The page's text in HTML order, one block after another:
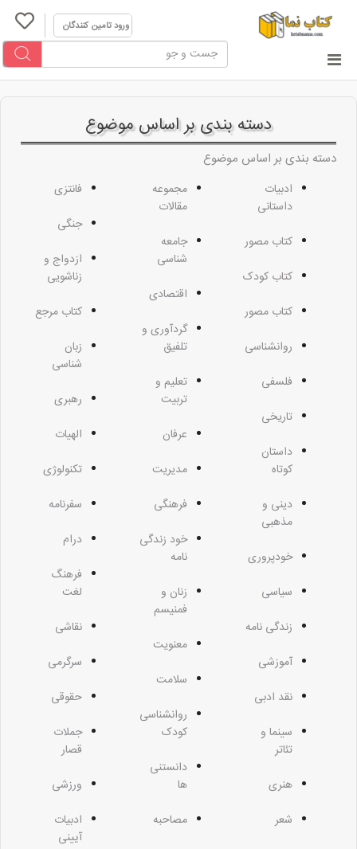
ورود تامین کنندگان
دسته بندی بر اساس موضوع
دسته بندی بر اساس موضوع
ادبیات
داستانی
کتاب مصور
کتاب کودک
کتاب مصور
روانشناسی
فلسفی
تاریخی
داستان
کوتاه
دینی و
مذهبی
خودپروری
سیاسی
زندگی نامه
آموزشی
نقد ادبی
سینما و
تئاتر
هنری
شعر
مجموعه
مقالات
جامعه
شناسی
اقتصادی
گردآوری و
تلفیق
تعلیم و
تربیت
عرفان
مدیریت
فرهنگی
خود زندگی
نامه
زنان و
فمنیسم
معنویت
سلامت
روانشناسی
کودک
دانستنی
ها
مصاحبه
فانتزی
جنگی
ازدواج و
زناشویی
کتاب مرجع
زبان
شناسی
رهبری
الهیات
تکنولوژی
سفرنامه
درام
فرهنگ
لغت
نقاشی
سرگرمی
حقوقی
جملات
قصار
ورزشی
ادبیات
آیینی